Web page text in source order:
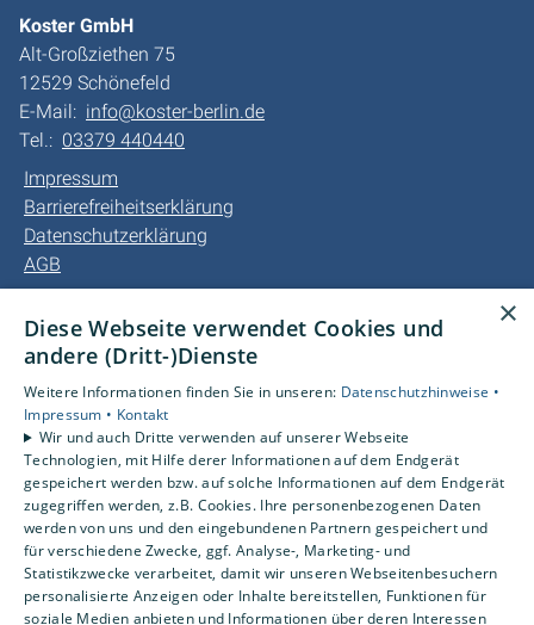
Koster GmbH
Alt-Großziethen 75
12529 Schönefeld
E-Mail: info@koster-berlin.de
Tel.: 03379 440440
Impressum
Barrierefreiheitserklärung
Datenschutzerklärung
AGB
Unsere Bereiche
Privatkunden
Kundendienst
Karriere
Unternehmen
Kontakt
×
Diese Webseite verwendet Cookies und
andere (Dritt-)Dienste
Weitere Informationen finden Sie in unseren: Datenschutzhinweise •
Impressum • Kontakt
Wir und auch Dritte verwenden auf unserer Webseite
Technologien, mit Hilfe derer Informationen auf dem Endgerät
gespeichert werden bzw. auf solche Informationen auf dem Endgerät
zugegriffen werden, z.B. Cookies. Ihre personenbezogenen Daten
werden von uns und den eingebundenen Partnern gespeichert und
für verschiedene Zwecke, ggf. Analyse-, Marketing- und
Statistikzwecke verarbeitet, damit wir unseren Webseitenbesuchern
personalisierte Anzeigen oder Inhalte bereitstellen, Funktionen für
soziale Medien anbieten und Informationen über deren Interessen